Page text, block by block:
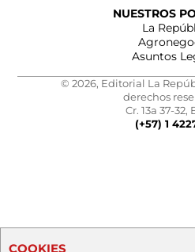
NUESTROS
La
Asuntos
© 2026, Editorial La
derechos
Cr. 13a 37-32,
(+57) 1
COOKIES